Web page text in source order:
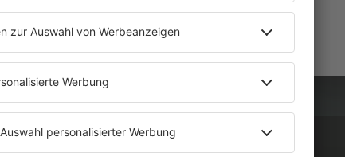
- Deine Schuld